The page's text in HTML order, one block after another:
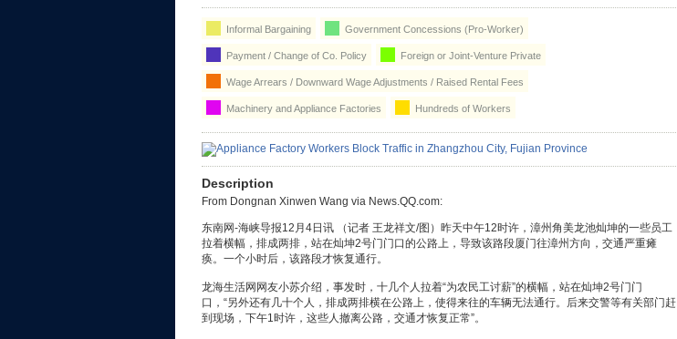
Informal Bargaining Government Concessions (Pro-Worker)
Payment / Change of Co. Policy Foreign or Joint-Venture Private
Wage Arrears / Downward Wage Adjustments / Raised Rental Fees
Machinery and Appliance Factories Hundreds of Workers
Description
From Dongnan Xinwen Wang via News.QQ.com:
东南网-海峡导报12月4日讯 （记者 王龙祥文/图）昨天中午12时许，漳州角美龙池灿坤的一些员工
拉着横幅，排成两排，站在灿坤2号门门口的公路上，导致该路段厦门往漳州方向，交通严重瘫
痪。一个小时后，该路段才恢复通行。
龙海生活网网友小苏介绍，事发时，十几个人拉着“为农民工讨薪”的横幅，站在灿坤2号门门
口，“另外还有几十个人，排成两排横在公路上，使得来往的车辆无法通行。后来交警等有关部门赶
到现场，下午1时许，这些人撤离公路，交通才恢复正常”。